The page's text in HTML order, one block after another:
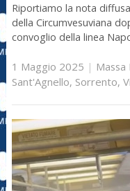
Riportiamo la nota
della Circumvesuviana
convoglio della linea
1 Maggio 2025 |
Sant'Agnello, Sorrento,